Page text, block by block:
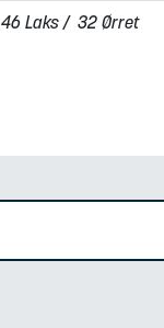
46 Laks / 32 Ørret